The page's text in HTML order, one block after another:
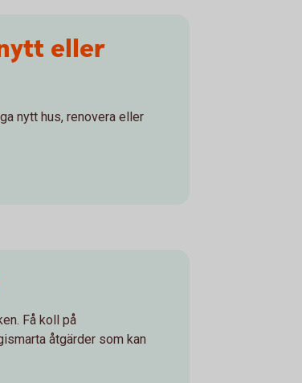
eller
nytt hus, renovera eller
Få koll på
åtgärder som kan